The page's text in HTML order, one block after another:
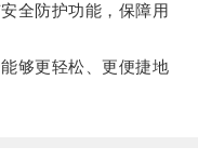
全防护功能，保障用
够更轻松、更便捷地